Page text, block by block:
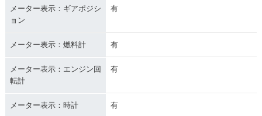
メーター表示：ギアポジシ
ョン
有
メーター表示：燃料計 有
メーター表示：エンジン回
転計
有
メーター表示：時計 有